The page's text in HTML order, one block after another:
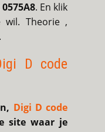
. En klik
Theorie ,
D code
Digi D code
site waar je